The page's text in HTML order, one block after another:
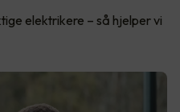
elektrikere – så hjelper vi